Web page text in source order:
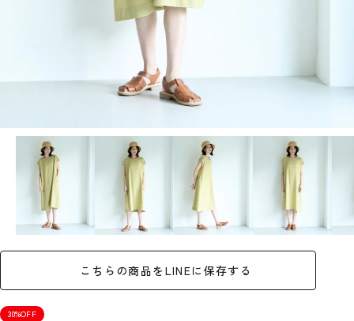
こちらの商品をLINEに保存する
30%OFF